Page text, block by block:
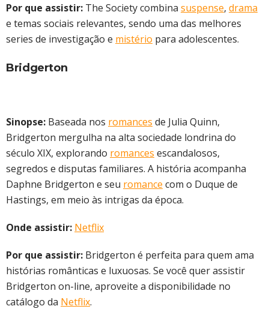
Por que assistir: The Society combina suspense, drama
e temas sociais relevantes, sendo uma das melhores
series de investigação e mistério para adolescentes.
Bridgerton
Sinopse: Baseada nos romances de Julia Quinn,
Bridgerton mergulha na alta sociedade londrina do
século XIX, explorando romances escandalosos,
segredos e disputas familiares. A história acompanha
Daphne Bridgerton e seu romance com o Duque de
Hastings, em meio às intrigas da época.
Onde assistir: Netflix
Por que assistir: Bridgerton é perfeita para quem ama
histórias românticas e luxuosas. Se você quer assistir
Bridgerton on-line, aproveite a disponibilidade no
catálogo da Netflix.